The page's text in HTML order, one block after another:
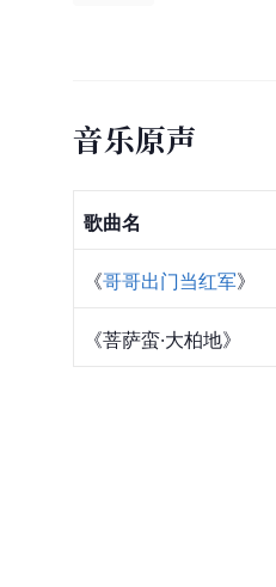
音乐原声
歌曲名
《哥哥出门当红军》
《菩萨蛮·大柏地》